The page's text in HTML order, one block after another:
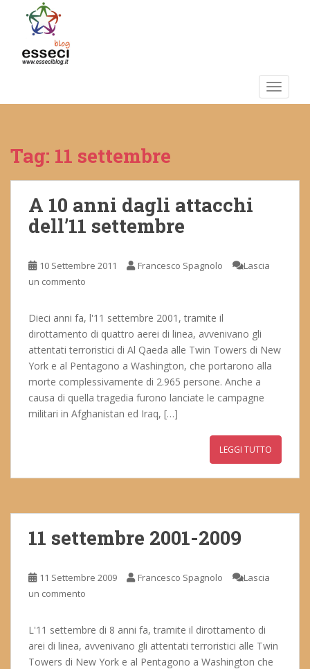
m
Tag: 11 settembre
A 10 anni dagli attacchi
dell’11 settembre
10 Settembre 2011 Francesco Spagnolo
Lascia
un commento
Dieci anni fa, l'11 settembre 2001, tramite il
dirottamento di quattro aerei di linea, avvenivano gli
attentati terroristici di Al Qaeda alle Twin Towers di New
York e al Pentagono a Washington, che portarono alla
morte complessivamente di 2.965 persone. Anche a
causa di quella tragedia furono lanciate le campagne
militari in Afghanistan ed Iraq, […]
LEGGI TUTTO
11 settembre 2001-2009
11 Settembre 2009 Francesco Spagnolo
Lascia
un commento
L'11 settembre di 8 anni fa, tramite il dirottamento di
arei di linea, avvenivano gli attentati terroristici alle Twin
Towers di New York e al Pentagono a Washington che